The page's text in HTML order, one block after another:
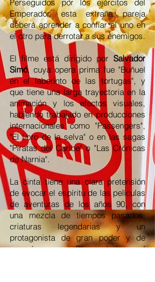
Perseguidos por los ejércitos del
Emperador, esta extraña pareja
deberá aprender a confiar el uno en
el otro para derrotar a sus enemigos.
El filme está dirigido por Salvador
Simó, cuya opera prima fue "Buñuel
en el laberinto de las tortugas", y
que tiene una larga trayectoria en la
animación y los efectos visuales,
habiendo trabajado en producciones
internacionales como "Passengers",
"El libro de la selva" o en las sagas
"Piratas del Caribe" o "Las Crónicas
de Narnia".
La cinta tiene una clara pretensión
de evocar el espíritu de las películas
de aventuras de los años 90, con
una mezcla de tiempos pasados,
criaturas legendarias y un
protagonista de gran poder y de
corazón puro. Sin embargo, el